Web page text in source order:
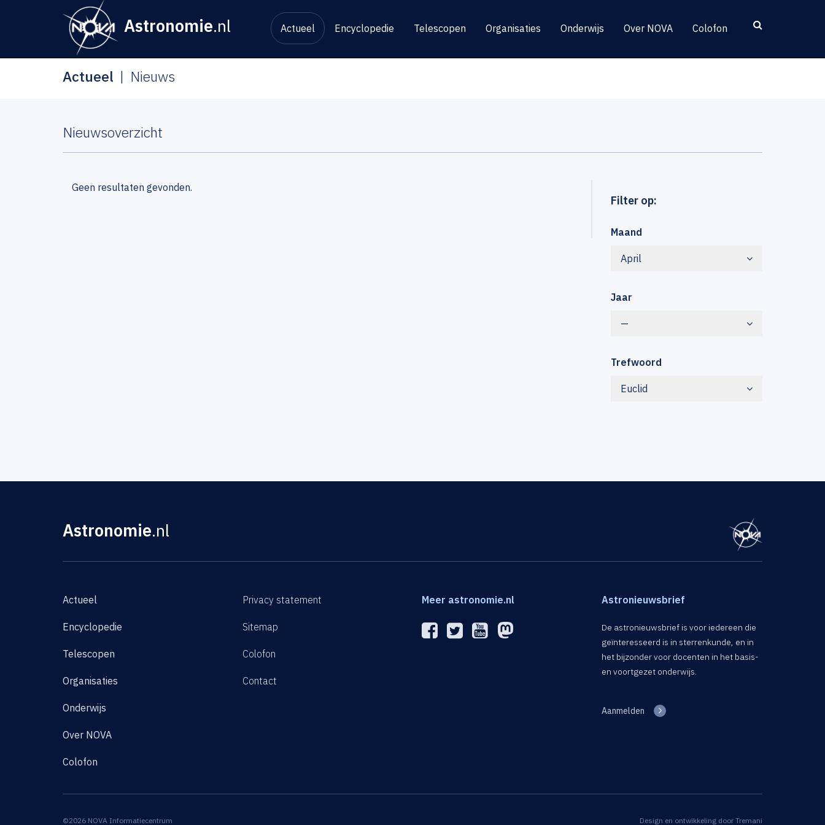
Astronomie.nl Actueel Encyclopedie Telescopen Organisaties Onderwijs Over NOVA Colofon
Actueel Nieuws
Nieuwsoverzicht
Filter op:
Maand
April
Jaar
—
Trefwoord
Euclid
Geen resultaten gevonden.
Astronomie.nl
Actueel
Encyclopedie
Telescopen
Organisaties
Onderwijs
Over NOVA
Colofon
Privacy statement
Sitemap
Colofon
Contact
Meer astronomie.nl Astronieuwsbrief
De astronieuwsbrief is voor iedereen die
geïnteresseerd is in sterrenkunde, en in
het bijzonder voor docenten in het basis-
en voortgezet onderwijs.
Aanmelden
©2026 NOVA Informatiecentrum Design en ontwikkeling door Tremani